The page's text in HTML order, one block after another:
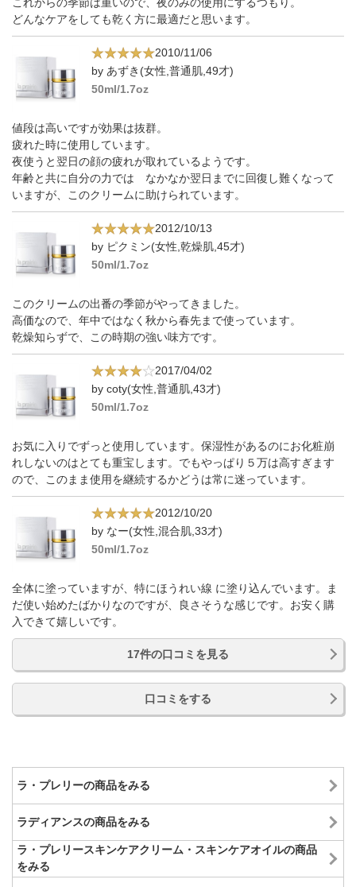
どんなケアをしても乾く方に最適だと思います。
2010/11/06
by あずき(女性,普通肌,49才)
50ml/1.7oz
値段は高いですが効果は抜群。
疲れた時に使用しています。
夜使うと翌日の顔の疲れが取れているようです。
年齢と共に自分の力では なかなか翌日までに回復し難くなって
いますが、このクリームに助けられています。
2012/10/13
by ピクミン(女性,乾燥肌,45才)
50ml/1.7oz
このクリームの出番の季節がやってきました。
高価なので、年中ではなく秋から春先まで使っています。
乾燥知らずで、この時期の強い味方です。
2017/04/02
by coty(女性,普通肌,43才)
50ml/1.7oz
お気に入りでずっと使用しています。保湿性があるのにお化粧崩
れしないのはとても重宝します。でもやっぱり５万は高すぎます
ので、このまま使用を継続するかどうは常に迷っています。
2012/10/20
by なー(女性,混合肌,33才)
50ml/1.7oz
全体に塗っていますが、特にほうれい線 に塗り込んでいます。ま
だ使い始めたばかりなのですが、良さそうな感じです。お安く購
入できて嬉しいです。
17件の口コミを見る
口コミをする
ラ・プレリーの商品をみる
ラディアンスの商品をみる
ラ・プレリースキンケアクリーム・スキンケアオイルの商品
をみる